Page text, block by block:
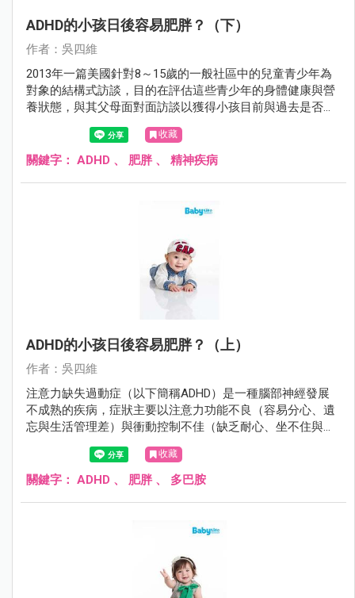
ADHD的小孩日後容易肥胖？（下）
作者：吳四維
2013年一篇美國針對8～15歲的一般社區中的兒童青少年為
對象的結構式訪談，目的在評估這些青少年的身體健康與營
養狀態，與其父母面對面訪談以獲得小孩目前與過去是否有
ADHD、目前是否有使用藥物來治療ADHD等資料，發現這些
完成評估的3050個8～15歲兒童青少年中：
收藏
關鍵字： ADHD 、 肥胖、 精神疾病
ADHD的小孩日後容易肥胖？（上）
作者：吳四維
注意力缺失過動症（以下簡稱ADHD）是一種腦部神經發展
不成熟的疾病，症狀主要以注意力功能不良（容易分心、遺
忘與生活管理差）與衝動控制不佳（缺乏耐心、坐不住與控
制不住行為）來表現，若未經治療常嚴重且長期影響小孩未
來的學習成就、人際關係與人格發展。患者通常自學齡前就
開始現症狀，且有40％的患者症狀會持續到成人，儘早提供
收藏
關鍵字： ADHD 、 肥胖、 多巴胺